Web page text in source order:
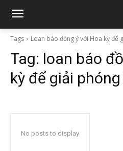
Tags Loan báo đồng ý với Hoa kỳ để
Tag: loan báo
kỳ để giải
No posts to display